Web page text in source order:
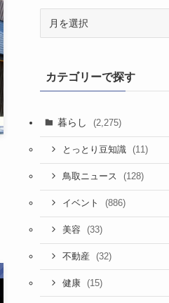
カテゴリーで探す
暮らし (2,275)
とっとり豆知識 (11)
鳥取ニュース (128)
イベント (886)
美容 (33)
不動産 (32)
健康 (15)